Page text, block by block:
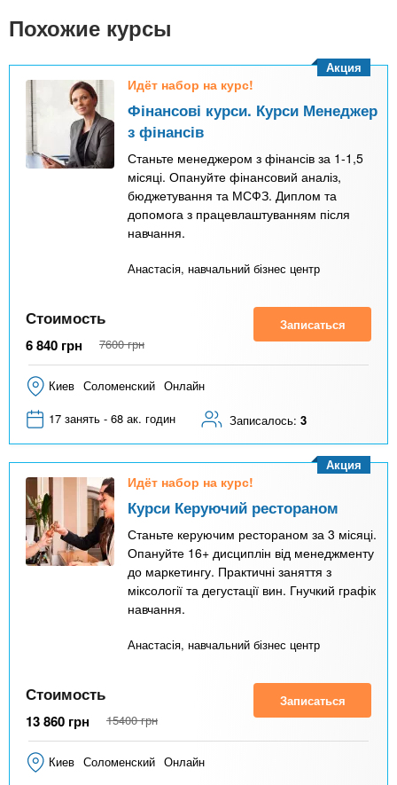
Похожие курсы
Идёт набор на курс!
Фінансові курси. Курси Менеджер
з фінансів
Станьте менеджером з фінансів за 1-1,5
місяці. Опануйте фінансовий аналіз,
бюджетування та МСФЗ. Диплом та
допомога з працевлаштуванням після
навчання.
Анастасія, навчальний бізнес центр
Акция
Стоимость
6 840 грн 7600 грн
Записаться
Киев Соломенский Онлайн
17 занять - 68 ак. годин
Записалось: 3
Идёт набор на курс!
Курси Керуючий рестораном
Станьте керуючим рестораном за 3 місяці.
Опануйте 16+ дисциплін від менеджменту
до маркетингу. Практичні заняття з
міксології та дегустації вин. Гнучкий графік
навчання.
Анастасія, навчальний бізнес центр
Акция
Стоимость
13 860 грн 15400 грн
Записаться
Киев Соломенский Онлайн